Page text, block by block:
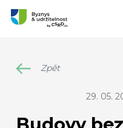
Zpět
29. 05.
Budovy